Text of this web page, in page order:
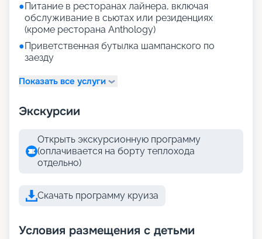
●Питание в ресторанах лайнера, включая
обслуживание в сьютах или резиденциях
(кроме ресторана Anthology)
●Приветственная бутылка шампанского по
заезду
Показать все услуги
Экскурсии
Открыть экскурсионную программу
(оплачивается на борту теплохода
отдельно)
Скачать программу круиза
Условия размещения с детьми